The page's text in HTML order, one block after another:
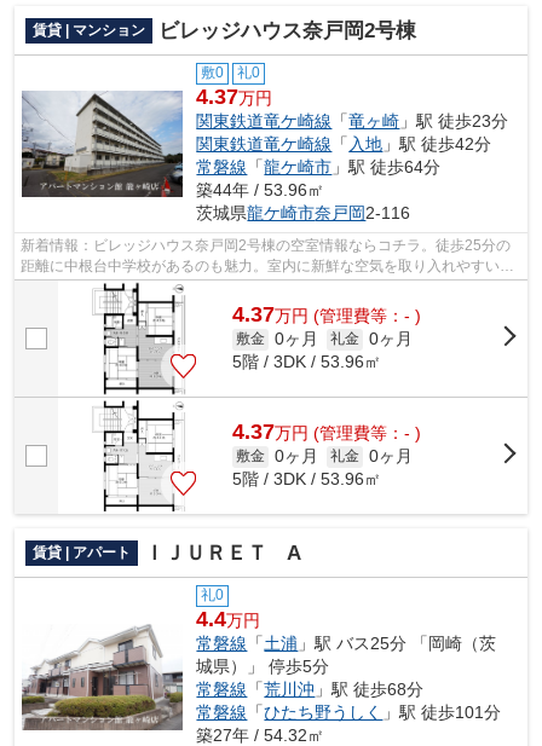
賃貸 | マンション ビレッジハウス奈戸岡2号棟
敷0 礼0
4.37万円
関東鉄道竜ケ崎線 「竜ヶ崎 」駅 徒歩23分
関東鉄道竜ケ崎線 「 入地 」駅 徒歩42分
常磐線 「龍ケ崎市 」駅 徒歩64分
築44年 / 53.96㎡
茨城県龍ケ崎市奈戸岡2-116
新着情報：ビレッジハウス奈戸岡2号棟の空室情報ならコチラ。徒歩25分の
距離に中根台中学校があるのも魅力。室内に新鮮な空気を取り入れやすい風
通しが良好な物件です。こちらはマンシ...
4.37万円 (管理費等：- )
敷金 0ヶ月 礼金 0ヶ月
5階 / 3DK / 53.96㎡
4.37万円 (管理費等：- )
敷金 0ヶ月 礼金 0ヶ月
5階 / 3DK / 53.96㎡
賃貸 | アパート ＩＪＵＲＥＴ A
礼0
4.4万円
常磐線 「土浦 」駅 バス25分 「岡崎（茨
城県）」 停歩5分
常磐線 「荒川沖 」駅 徒歩68分
常磐線 「ひたち野うしく
」駅 徒歩101分
築27年 / 54.32㎡